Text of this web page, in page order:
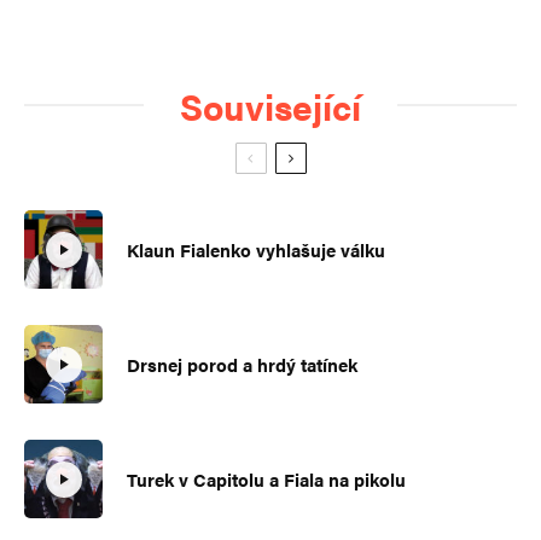
Související
Klaun Fialenko vyhlašuje válku
Drsnej porod a hrdý tatínek
Turek v Capitolu a Fiala na pikolu